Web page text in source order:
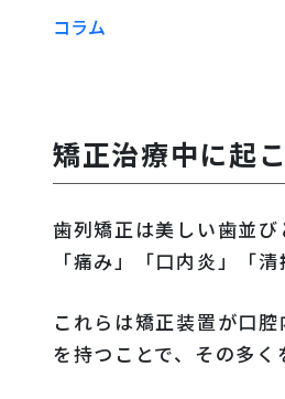
コラム
矯正治療中に起
歯列矯正は美しい歯並
「痛み」「口内炎」「
これらは矯正装置が口
を持つことで、その多く